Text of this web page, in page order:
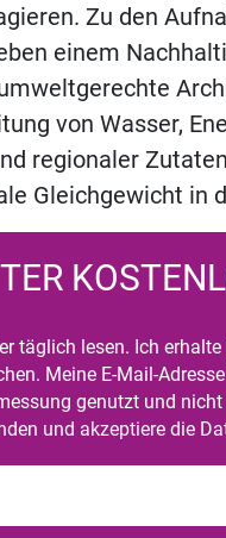
Zu den
einem
von Wasser,
regionaler
Gleichgewicht in
täglich lesen. Ich
Meine E-Mail-
genutzt und
und akzeptiere die